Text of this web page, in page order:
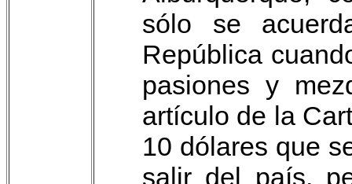
sólo se
República
pasiones y
artículo de la
10 dólares que
salir del país,